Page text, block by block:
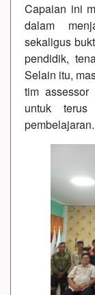
Capaian ini
dalam
sekaligus
pendidik,
Selain itu,
tim
untuk terus
pembelajaran.